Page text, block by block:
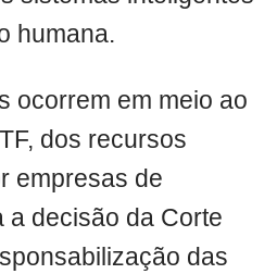
humana.
ocorrem em meio ao
dos recursos
empresas de
a decisão da Corte
das